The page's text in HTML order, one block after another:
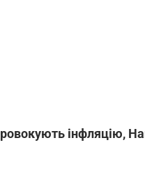
інфляцію,